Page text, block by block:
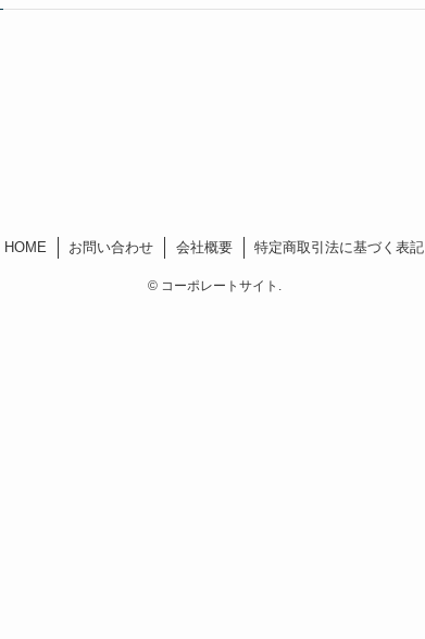
HOME お問い合わせ 会社概要 特定商取引法に基づく表記
©コーポレートサイト.